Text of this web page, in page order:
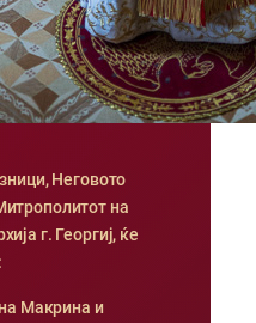
Неговото
на
г. Георгиј, ќе
Макрина и